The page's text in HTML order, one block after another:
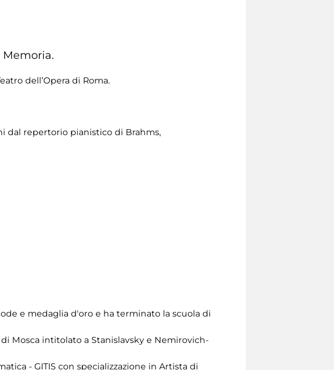
Memoria.
dell’Opera di Roma.
dal repertorio pianistico di Brahms,
e medaglia d'oro e ha terminato la scuola di
Mosca intitolato a Stanislavsky e Nemirovich-
- GITIS con specializzazione in Artista di